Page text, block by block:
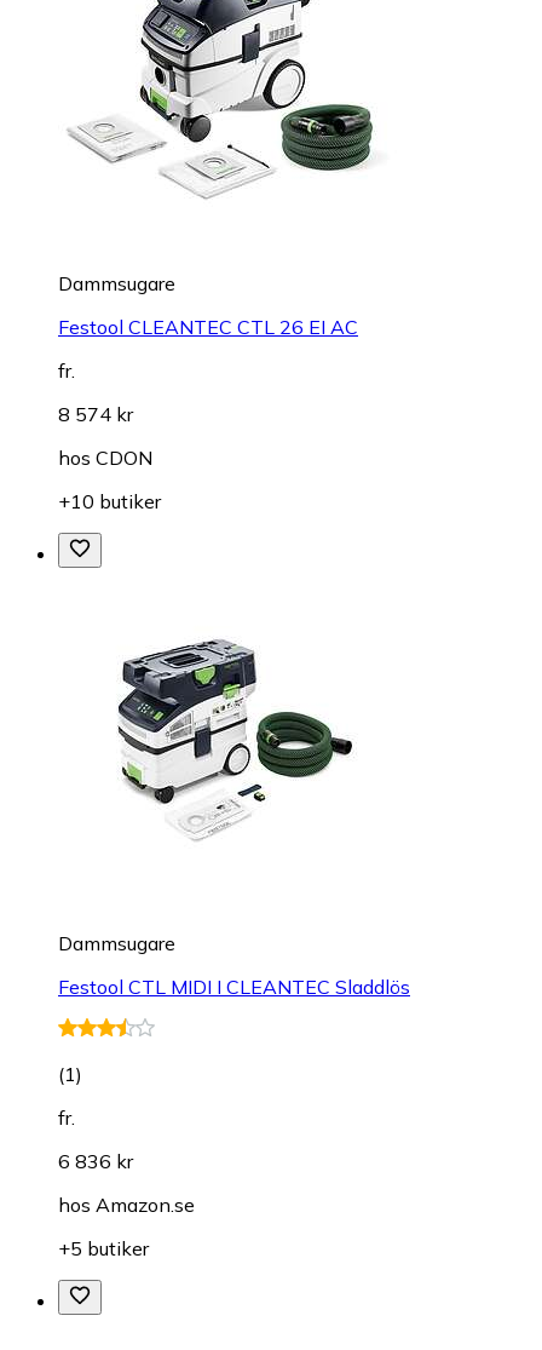
Dammsugare
Festool CLEANTEC CTL 26 EI AC
fr.
8 574 kr
hos CDON
+10 butiker
Dammsugare
Festool CTL MIDI I CLEANTEC Sladdlös
(1)
fr.
6 836 kr
hos Amazon.se
+5 butiker